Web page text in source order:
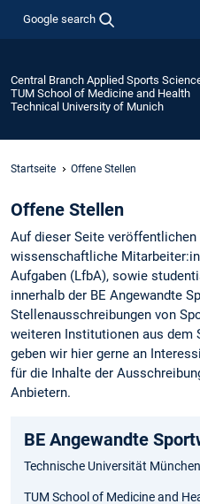
Google search
Central Branch Applied Sports
TUM School of Medicine and Health
Technical University of Munich
Startseite Offene Stellen
Offene Stellen
Auf dieser Seite
wissenschaftliche
Aufgaben (LfbA), sowie
innerhalb der BE Angewandte
Stellenausschreibungen von
weiteren Institutionen aus dem
geben wir hier gerne an
für die Inhalte der
Anbietern.
BE Angewandte
Technische Universität München
TUM School of Medicine and